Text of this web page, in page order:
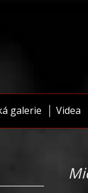
galerie Videa